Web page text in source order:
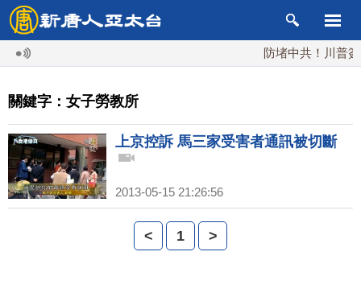
防堵中共！川普簽
關鍵字：女子勞教所
上京控訴 馬三家受害者通訊被切斷
2013-05-15 21:26:56
< 1 >